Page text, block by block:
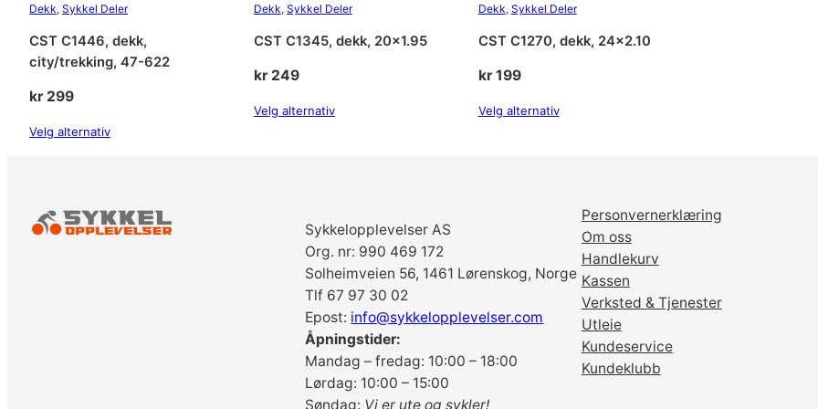
Dekk, Sykkel Deler
CST C1446, dekk,
city/trekking, 47-622
kr 299
Velg alternativ
Dekk, Sykkel Deler
CST C1345, dekk, 20×1.95
kr249
Velg alternativ
Dekk, Sykkel Deler
CST C1270, dekk, 24×2.10
kr199
Velg alternativ
Sykkelopplevelser AS
Org. nr: 990 469 172
Solheimveien 56, 1461 Lørenskog, Norge
Tlf 67 97 30 02
Epost: info@sykkelopplevelser.com
Åpningstider:
Mandag – fredag: 10:00 – 18:00
Lørdag: 10:00 – 15:00
Søndag: Vi er ute og sykler!
Personvernerklæring
Om oss
Handlekurv
Kassen
Verksted & Tjenester
Utleie
Kundeservice
Kundeklubb